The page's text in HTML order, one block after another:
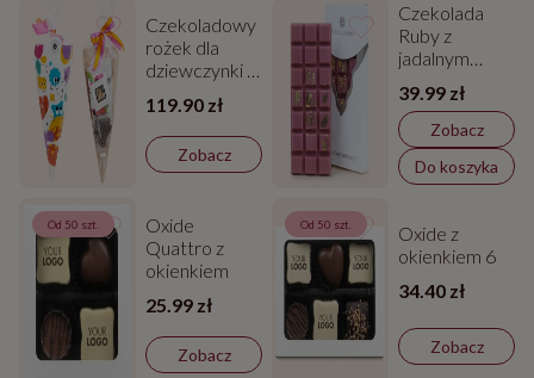
Czekoladowy
rożek dla
dziewczynki z
zdjęciem
119.90 zł
Zobacz
Czekolada
Ruby z
jadalnym
39.99 zł
Zobacz
Do koszyka
Od 50 szt.
Oxide
Quattro z
okienkiem
25.99 zł
Zobacz
Od 50 szt.
Oxide z
okienkiem 6
34.40 zł
Zobacz